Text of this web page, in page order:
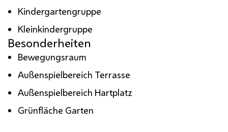
Kindergartengruppe
Kleinkindergruppe
Besonderheiten
Bewegungsraum
Außenspielbereich Terrasse
Außenspielbereich Hartplatz
Grünfläche Garten